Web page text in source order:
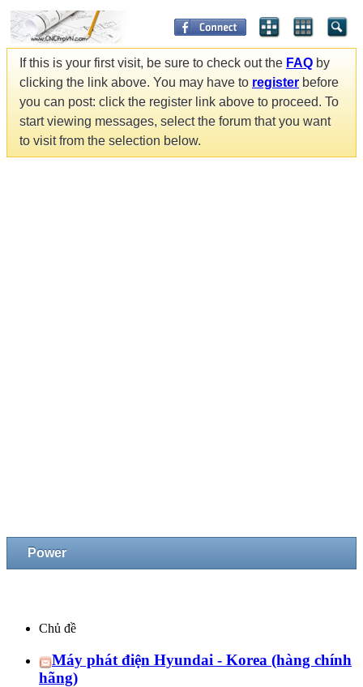
If this is your first visit, be sure to check out the FAQ by
clicking the link above. You may have to register before
you can post: click the register link above to proceed. To
start viewing messages, select the forum that you want
to visit from the selection below.
Power
Chủ đề
Máy phát điện Hyundai - Korea (hàng chính
hãng)